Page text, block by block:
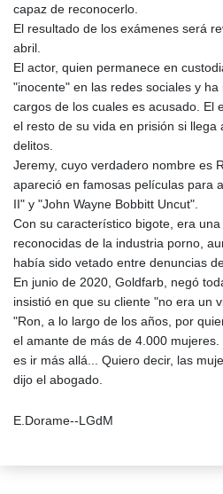
capaz de reconocerlo.
El resultado de los exámenes será
abril.
El actor, quien permanece en
"inocente" en las redes sociales y
cargos de los cuales es acusado. El
el resto de su vida en prisión si
delitos.
Jeremy, cuyo verdadero nombre es
apareció en famosas películas para
II" y "John Wayne Bobbitt Uncut".
Con su característico bigote, era
reconocidas de la industria porno,
había sido vetado entre denuncias
En junio de 2020, Goldfarb, negó
insistió en que su cliente "no era un
"Ron, a lo largo de los años, por
el amante de más de 4.000
es ir más allá... Quiero decir, las
dijo el abogado.
E.Dorame--LGdM